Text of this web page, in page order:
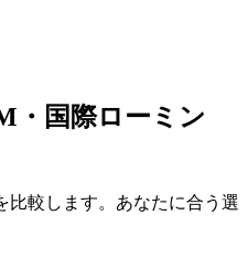
・国際ローミン
比較します。あなたに合う選